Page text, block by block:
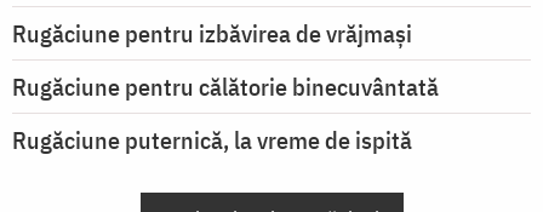
Rugăciune pentru izbăvirea de vrăjmași
Rugăciune pentru călătorie binecuvântată
Rugăciune puternică, la vreme de ispită